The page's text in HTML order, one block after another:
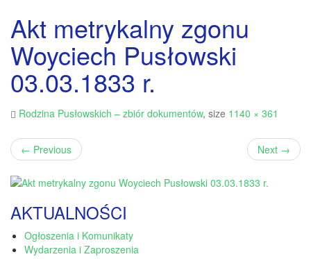
Akt metrykalny zgonu
Woyciech Pusłowski
03.03.1833 r.
Rodzina Pusłowskich – zbiór dokumentów, size 1140 × 361
← Previous Next →
AKTUALNOŚCI
Ogłoszenia i Komunikaty
Wydarzenia i Zaproszenia